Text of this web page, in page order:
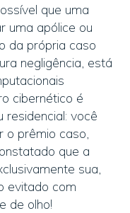
que uma
uma apólice ou
da própria caso
negligência, está
cibernético é
você
o prêmio caso,
que a
sua,
evitado com
de olho!